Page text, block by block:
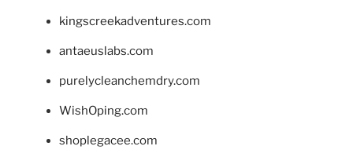
kingscreekadventures.com
antaeuslabs.com
purelycleanchemdry.com
WishOping.com
shoplegacee.com